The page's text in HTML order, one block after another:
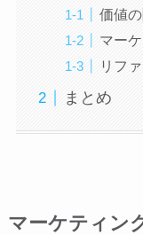
価値
マー
リフ
まとめ
マーケティン